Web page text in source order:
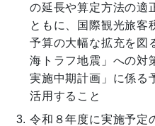
の延長や算定方法の適
ともに、国際観光旅客
予算の大幅な拡充を図
海トラフ地震」への対
実施中期計画」に係る
活用すること
令和８年度に実施予定